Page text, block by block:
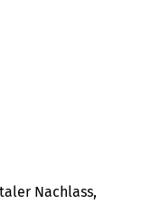
Nach­lass,